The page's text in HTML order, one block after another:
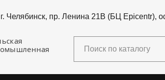
Челябинск, пр. Ленина 21В (БЦ Epicentr),